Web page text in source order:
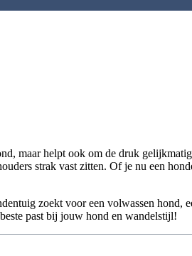
maar helpt ook om de druk
strak vast zitten. Of je nu een
zoekt voor een volwassen hond,
past bij jouw hond en wandelstijl!